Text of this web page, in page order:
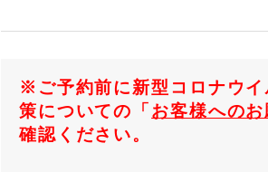
※ご予約前に新型コロナウイ
策についての「お客様へのお
確認ください。